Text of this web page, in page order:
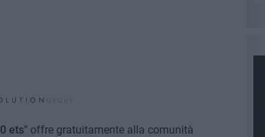
ets"offre gratuitamente alla comunità